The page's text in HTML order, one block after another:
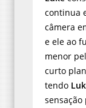
continua
câmera
e ele ao
menor
curto
tendo